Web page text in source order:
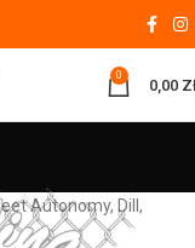
0
0,00
Autonomy, Dill,